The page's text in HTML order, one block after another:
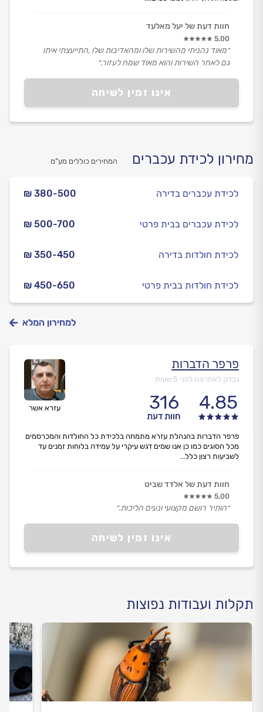
אינו זמין לשיחה
חוות דעת של יעל מאלעד
5.00
״מאוד נהניתי מהשירות שלו ומהאדיבות שלו ,התייעצתי איתו
גם לאחר השירות והוא מאוד שמח לעזור.״
מחירון לכידת עכברים המחירים כוללים מע”מ
₪ 380-500 לכידת עכברים בדירה
₪ 500-700 לכידת עכברים בבית פרטי
₪ 350-450 לכידת חולדות בדירה
₪ 450-650 לכידת חולדות בבית פרטי
למחירון המלא
עזרא אשר
פרפר הדברות
נבדק לאחרונה לפני 5 שעות
4.85
316
חוות דעת
אינו זמין לשיחה
פרפר הדברות בהנהלת עזרא מתמחה בלכידת כל החולדות והמכרסמים
מכל הסוגים כמו כן אנו שמים דגש עיקרי על עמידה בלוחות זמנים עד
לשביעות רצון כלל...
חוות דעת של אלדד שביט
5.00
״הותיר רושם מקצועי ונעים הליכות.״
תקלות ועבודות נפוצות